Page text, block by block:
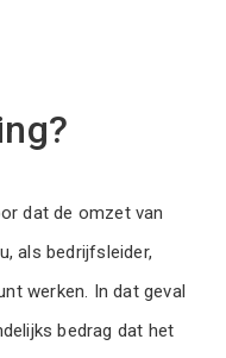
dat de omzet van
als bedrijfsleider,
werken. In dat geval
bedrag dat het